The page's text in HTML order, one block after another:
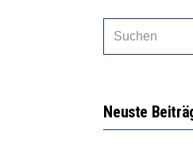
Neuste